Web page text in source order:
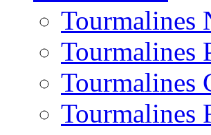
Tourmalines
Tourmalines
Tourmalines
Tourmalines